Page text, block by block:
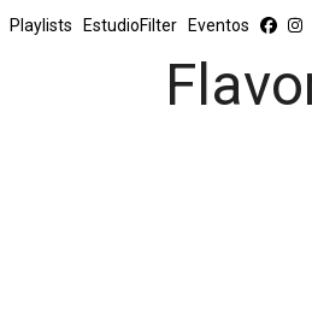
Playlists EstudioFilter Eventos